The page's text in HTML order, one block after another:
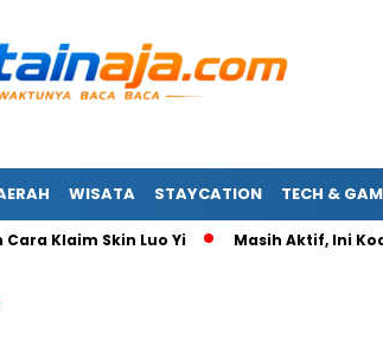
WISATA STAYCATION TECH &
Klaim Skin Luo Yi Masih Aktif, Ini Kode